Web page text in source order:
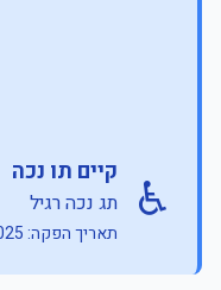
♿ קיים תו נכה
תג נכה רגיל
תאריך הפקה: 13/08/2025